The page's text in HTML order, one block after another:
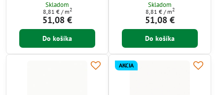
Skladom
51,08 €
8,81 € / m2
Do košíka
Skladom
51,08 €
8,81 € / m2
Do košíka
AKCIA